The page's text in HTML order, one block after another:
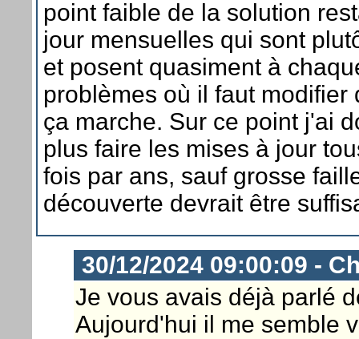
point faible de la solution
jour mensuelles qui sont
et posent quasiment à
problèmes où il faut modifier
ça marche. Sur ce point j'ai
plus faire les mises à jour
fois par ans, sauf grosse
découverte devrait être
30/12/2024 09:00:09 -
Je vous avais déjà parlé
Aujourd'hui il me semble